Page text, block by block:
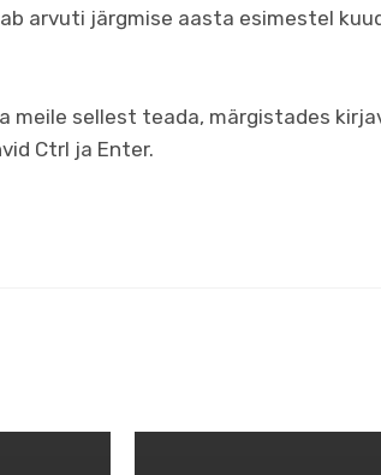
arvuti järgmise aasta esimestel
meile sellest teada, märgistades
Ctrl ja Enter.